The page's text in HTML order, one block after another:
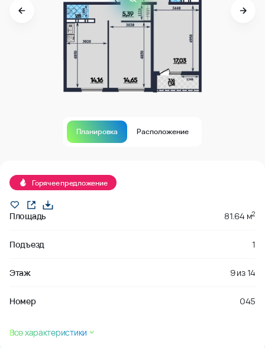
Планировка Расположение
Горячее предложение
Площадь 81.64 м2
Подъезд 1
Этаж 9из14
Номер 045
Все характеристики